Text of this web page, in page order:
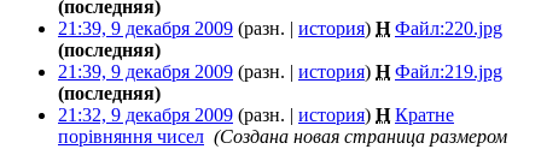
(последняя)
21:39, 9 декабря 2009 (разн. | история) Н Файл:220.jpg
(последняя)
21:39, 9 декабря 2009 (разн. | история) Н Файл:219.jpg
(последняя)
21:32, 9 декабря 2009 (разн. | история) Н Кратне
порівняння чисел (Создана новая страница размером